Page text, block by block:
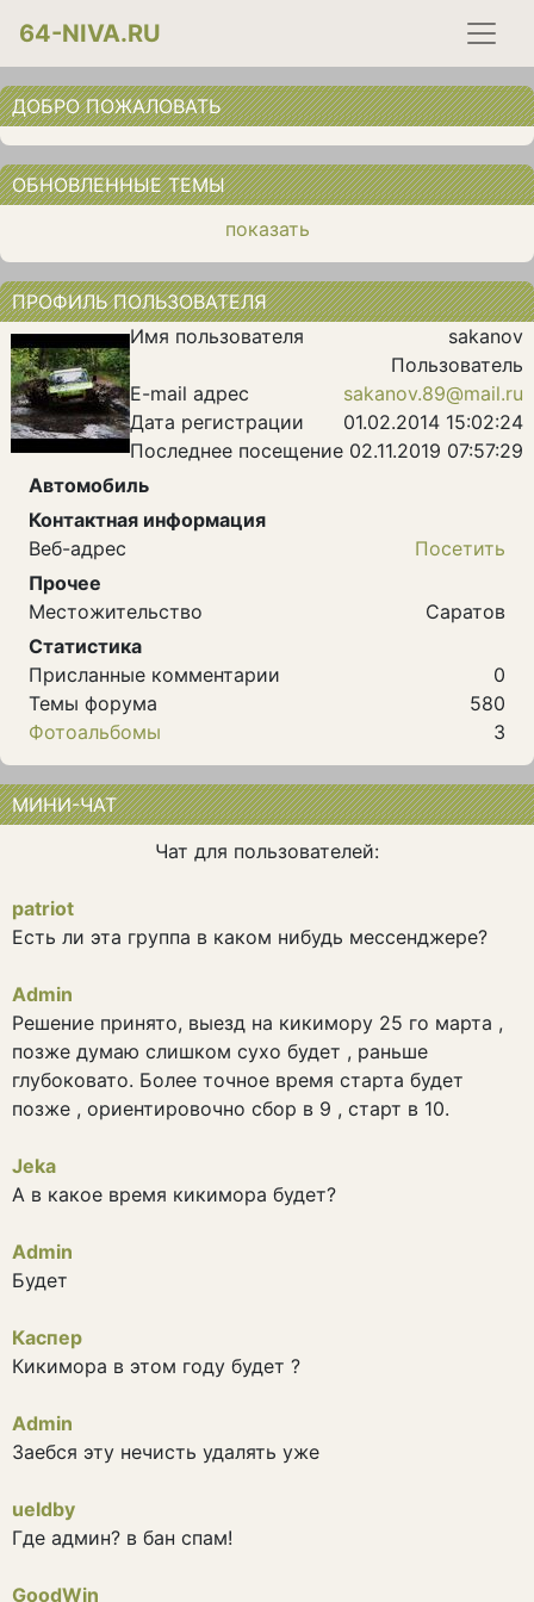
64-NIVA.RU
ДОБРО ПОЖАЛОВАТЬ
ОБНОВЛЕННЫЕ ТЕМЫ
показать
ПРОФИЛЬ ПОЛЬЗОВАТЕЛЯ
Имя пользователя
sakanov
Пользователь
E-mail адрес
sakanov.89@mail.ru
Дата регистрации
01.02.2014 15:02:24
Последнее посещение 02.11.2019 07:57:29
Автомобиль
Контактная информация
Веб-адрес
Посетить
Прочее
Местожительство
Саратов
Статистика
Присланные комментарии
0
Темы форума
580
Фотоальбомы
3
МИНИ-ЧАТ
Чат для пользователей:
patriot
Есть ли эта группа в каком нибудь мессенджере?
Admin
Решение принято, выезд на кикимору 25 го марта ,
позже думаю слишком сухо будет , раньше
глубоковато. Более точное время старта будет
позже , ориентировочно сбор в 9 , старт в 10.
Jeka
А в какое время кикимора будет?
Admin
Будет
Каспер
Кикимора в этом году будет ?
Admin
Заебся эту нечисть удалять уже
ueldby
Где админ? в бан спам!
GoodWin